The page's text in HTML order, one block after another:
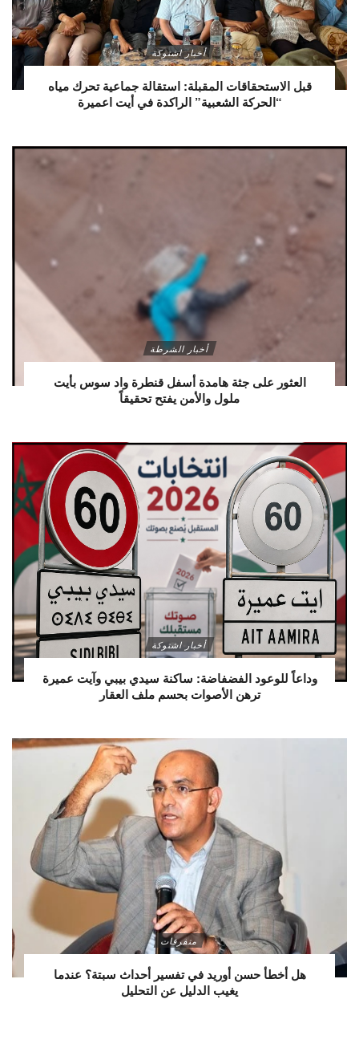
أخبار اشتوكة
قبل الاستحقاقات المقبلة: استقالة جماعية تحرك مياه
“الحركة الشعبية” الراكدة في أيت اعميرة
أخبار الشرطة
العثور على جثة هامدة أسفل قنطرة واد سوس بأيت
ملول والأمن يفتح تحقيقاً
أخبار اشتوكة
وداعاً للوعود الفضفاضة: ساكنة سيدي بيبي وآيت عميرة
ترهن الأصوات بحسم ملف العقار
متفرقات
هل أخطأ حسن أوريد في تفسير أحداث سبتة؟ عندما
يغيب الدليل عن التحليل